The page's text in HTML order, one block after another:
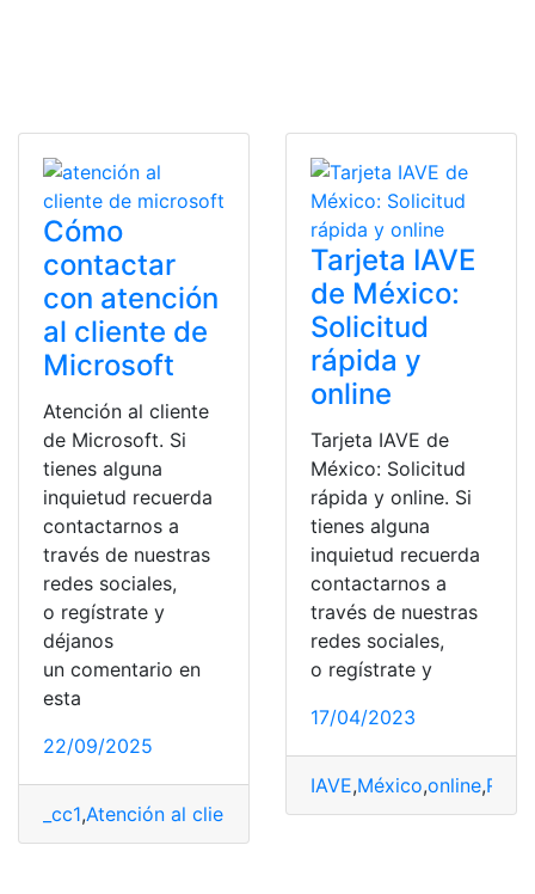
Cómo
contactar
con atención
al cliente de
Microsoft
Atención al cliente
de Microsoft. Si
tienes alguna
inquietud recuerda
contactarnos a
través de nuestras
redes sociales,
o regístrate y
déjanos
un comentario en
esta
22/09/2025
_cc1,Atención al cliente Atención telefónica,Contactar
Tarjeta IAVE
de México:
Solicitud
rápida y
online
Tarjeta IAVE de
México: Solicitud
rápida y online. Si
tienes alguna
inquietud recuerda
contactarnos a
través de nuestras
redes sociales,
o regístrate y
17/04/2023
IAVE,México,online,